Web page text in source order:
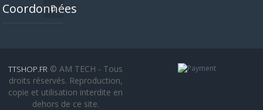
Coordonnées
TTSHOP.FR © AM TECH - Tous
droits réservés. Reproduction,
copie et utilisation interdite en
dehors de ce site.